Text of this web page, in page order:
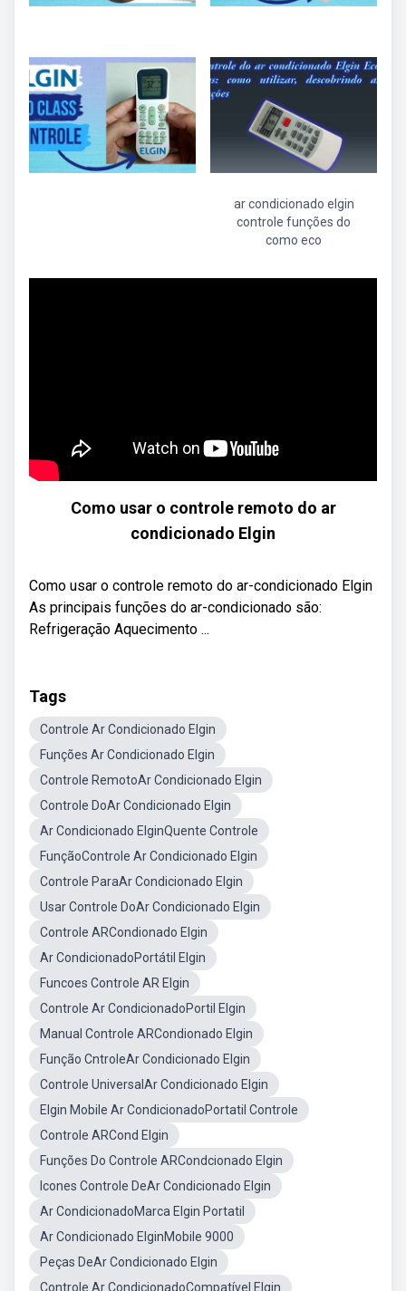
ar condicionado elgin
controle funções do
como eco
Como usar o controle remoto do ar
condicionado Elgin
Como usar o controle remoto do ar-condicionado Elgin
As principais funções do ar-condicionado são:
Refrigeração Aquecimento ...
Tags
Controle Ar Condicionado Elgin
Funções Ar Condicionado Elgin
Controle RemotoAr Condicionado Elgin
Controle DoAr Condicionado Elgin
Ar Condicionado ElginQuente Controle
FunçãoControle Ar Condicionado Elgin
Controle ParaAr Condicionado Elgin
Usar Controle DoAr Condicionado Elgin
Controle ARCondionado Elgin
Ar CondicionadoPortátil Elgin
Funcoes Controle AR Elgin
Controle Ar CondicionadoPortil Elgin
Manual Controle ARCondionado Elgin
Função CntroleAr Condicionado Elgin
Controle UniversalAr Condicionado Elgin
Elgin Mobile Ar CondicionadoPortatil Controle
Controle ARCond Elgin
Funções Do Controle ARCondcionado Elgin
Icones Controle DeAr Condicionado Elgin
Ar CondicionadoMarca Elgin Portatil
Ar Condicionado ElginMobile 9000
Peças DeAr Condicionado Elgin
Controle Ar CondicionadoCompatível Elgin